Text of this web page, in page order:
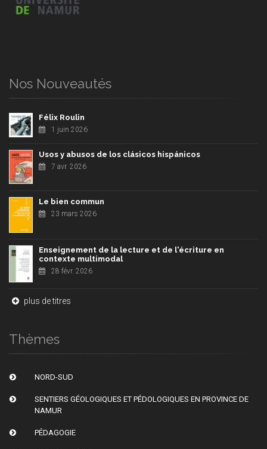
Nos Nouveautés
Félix Roulin
1 juin 2026
Usos y abusos de los clásicos hispánicos
7 avr. 2026
Le bien commun
23 mars 2026
Enseignement de la lecture et de l'écriture en
contexte multimodal
28 févr. 2026
plus de titres
Thèmes
NORD-SUD
SENTIERS GÉOLOGIQUES ET PÉDOLOGIQUES EN PROVINCE DE
NAMUR
PÉDAGOGIE